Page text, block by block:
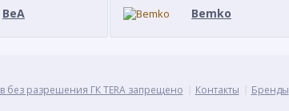
BeA Bemko
без разрешения ГК TERA запрещено Контакты Бренды